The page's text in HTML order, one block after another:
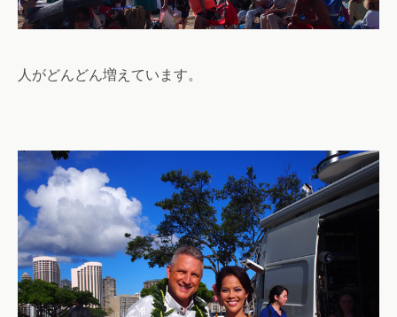
人がどんどん増えています。